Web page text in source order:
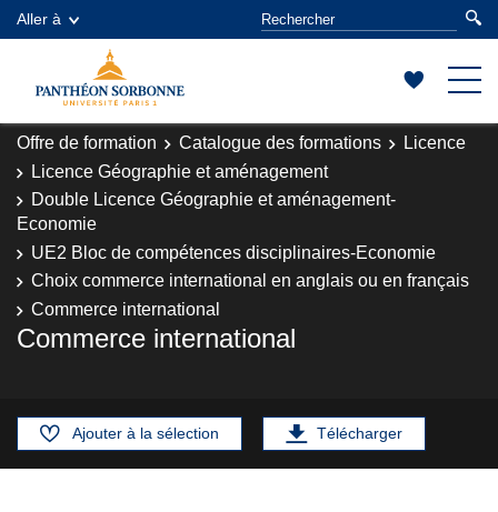
Aller à
Offre de formation Catalogue des formations
Licence
Licence Géographie et aménagement
Double Licence Géographie et aménagement-
Economie
UE2 Bloc de compétences disciplinaires-Economie
Choix commerce international en anglais ou en français
Commerce international
Commerce international
Ajouter à la sélection Télécharger